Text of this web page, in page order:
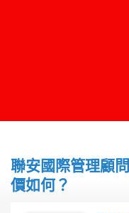
聯安國際管理顧
價如何？